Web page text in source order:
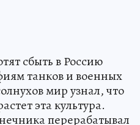
сбыть в Россию
танков и военных
мир узнал, что
эта культура.
перерабатывал